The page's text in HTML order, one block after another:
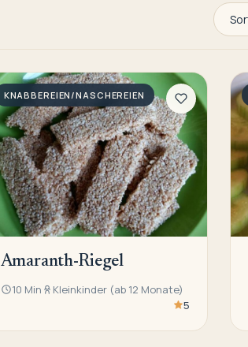
KNABBEREIEN/NASCHEREIEN
Amaranth-Riegel
10 Min
Kleinkinder (ab 12 Monate)
5